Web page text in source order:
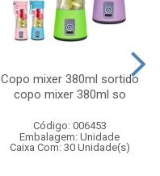
Copo mixer 380ml sortido
copo mixer 380ml so
Código: 006453
Embalagem: Unidade
Caixa Com: 30 Unidade(s)